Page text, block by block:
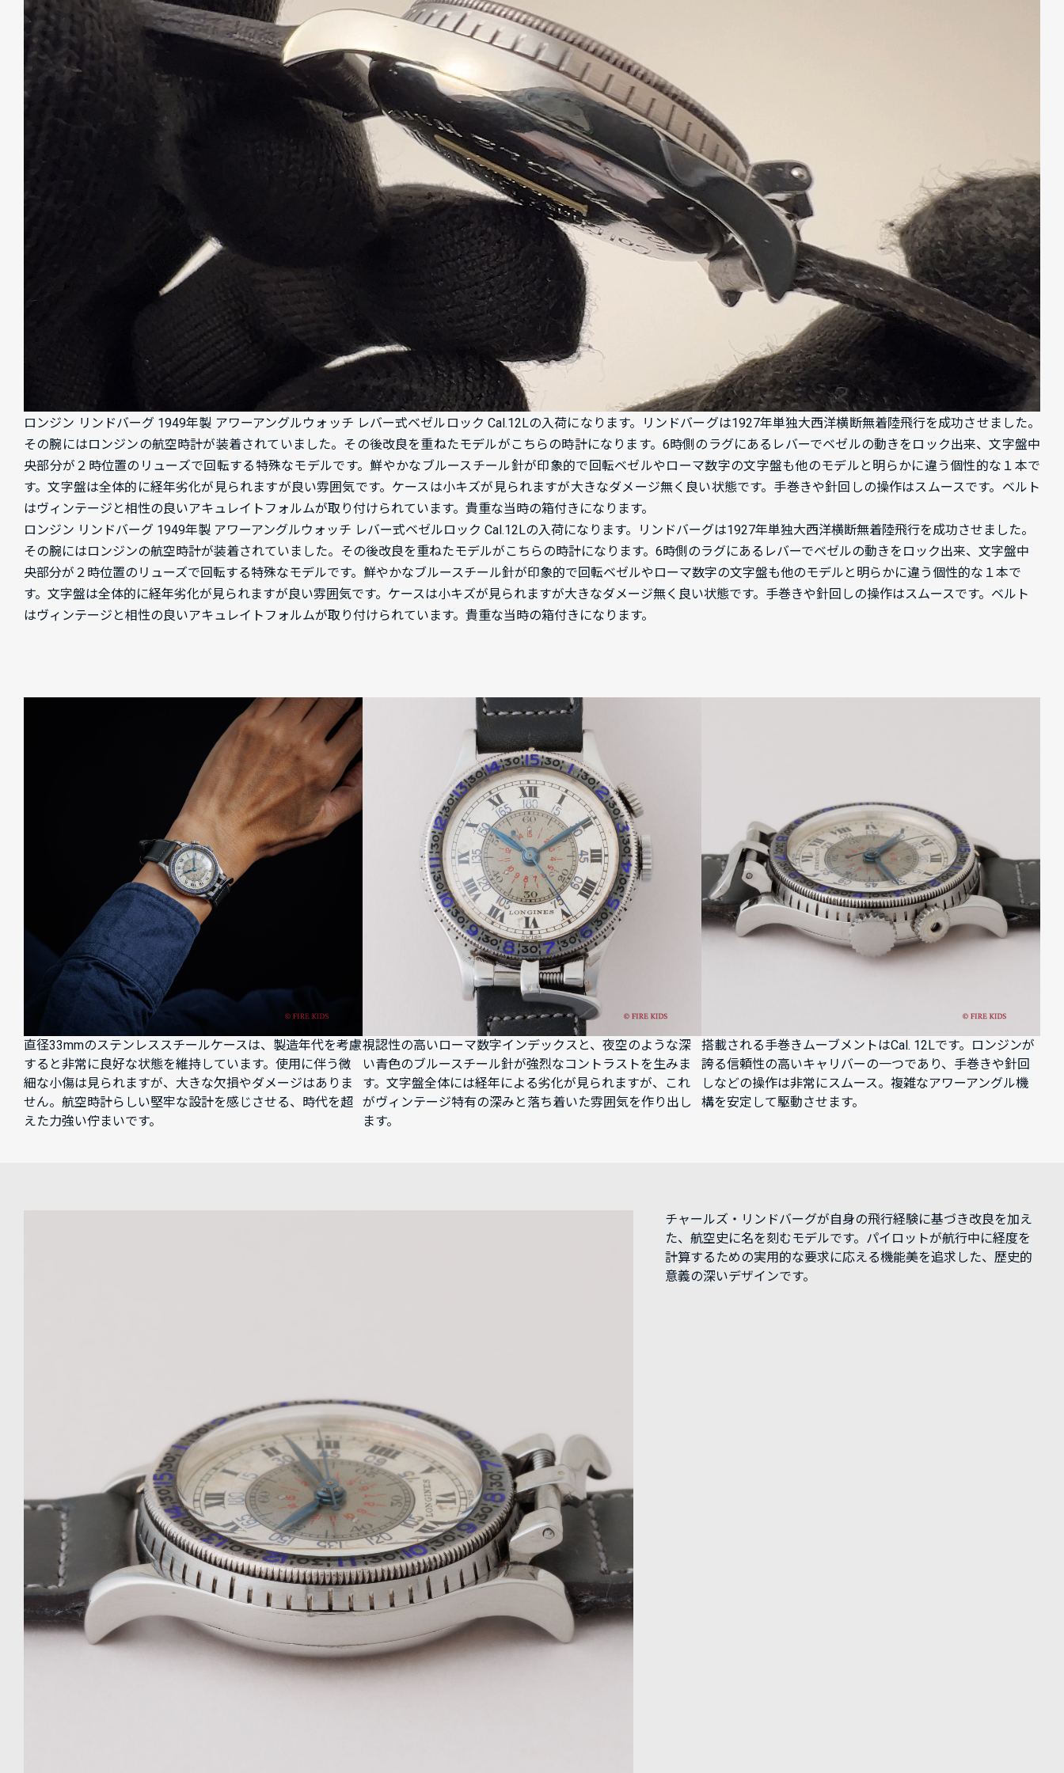
ロンジン リンドバーグ 1949年製 アワーアングルウォッチ レバー式ベゼルロック Cal.12Lの入荷になります。
リンドバーグは1927年単独大西洋横断無着陸飛行を成功させました。
その腕にはロンジンの航空時計が装着されていました。その後改良を重ねたモデルがこちらの時計になります。6時側のラグにあるレバーでベゼルの動きをロック出来、文字盤中
央部分が２時位置のリューズで回転する特殊なモデルです。鮮やかなブルースチール針が印象的で回転ベゼルやローマ数字の文字盤も他のモデルと明らかに違う個性的な１本で
す。文字盤は全体的に経年劣化が見られますが良い雰囲気です。ケースは小キズが見られますが大きなダメージ無く良い状態です。手巻きや針回しの操作はスムースです。ベルト
はヴィンテージと相性の良いアキュレイトフォルムが取り付けられています。貴重な当時の箱付きになります。
ロンジン リンドバーグ 1949年製 アワーアングルウォッチ レバー式ベゼルロック Cal.12Lの入荷になります。リンドバーグは1927年単独大西洋横断無着陸飛行を成功させました。
その腕にはロンジンの航空時計が装着されていました。その後改良を重ねたモデルがこちらの時計になります。6時側のラグにあるレバーでベゼルの動きをロック出来、文字盤中
央部分が２時位置のリューズで回転する特殊なモデルです。鮮やかなブルースチール針が印象的で回転ベゼルやローマ数字の文字盤も他のモデルと明らかに違う個性的な１本で
す。文字盤は全体的に経年劣化が見られますが良い雰囲気です。ケースは小キズが見られますが大きなダメージ無く良い状態です。手巻きや針回しの操作はスムースです。ベルト
はヴィンテージと相性の良いアキュレイトフォルムが取り付けられています。貴重な当時の箱付きになります。
直径33mmのステンレススチールケースは、製造年代を考慮
すると非常に良好な状態を維持しています。使用に伴う微
細な小傷は見られますが、大きな欠損やダメージはありま
せん。航空時計らしい堅牢な設計を感じさせる、時代を超
えた力強い佇まいです。
視認性の高いローマ数字インデックスと、夜空のような深
い青色のブルースチール針が強烈なコントラストを生みま
す。文字盤全体には経年による劣化が見られますが、これ
がヴィンテージ特有の深みと落ち着いた雰囲気を作り出し
ます。
搭載される手巻きムーブメントはCal. 12Lです。ロンジンが
誇る信頼性の高いキャリバーの一つであり、手巻きや針回
しなどの操作は非常にスムース。複雑なアワーアングル機
構を安定して駆動させます。
チャールズ・リンドバーグが自身の飛行経験に基づき改良を加え
た、航空史に名を刻むモデルです。パイロットが航行中に経度を
計算するための実用的な要求に応える機能美を追求した、歴史的
意義の深いデザインです。